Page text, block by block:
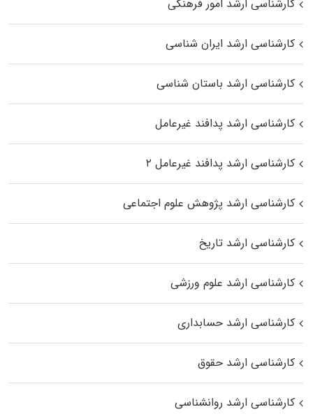
کارشناسی ارشد امور فرهنگی
کارشناسی ارشد ایران شناسی
کارشناسی ارشد باستان شناسی
کارشناسی ارشد پدافند غیرعامل
کارشناسی ارشد پدافند غیرعامل ۲
کارشناسی ارشد پژوهش علوم اجتماعی
کارشناسی ارشد تاریخ
کارشناسی ارشد علوم ورزشی
کارشناسی ارشد حسابداری
کارشناسی ارشد حقوق
کارشناسی ارشد روانشناسی